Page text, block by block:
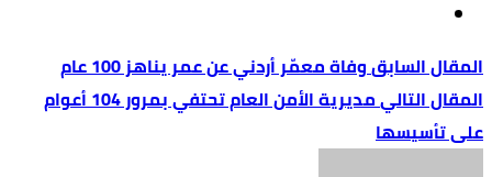
وفاة معمّر أردني عن عمر يناهز 100 عام
مديرية الأمن العام تحتفي بمرور 104 أعوام
على تأسيسها